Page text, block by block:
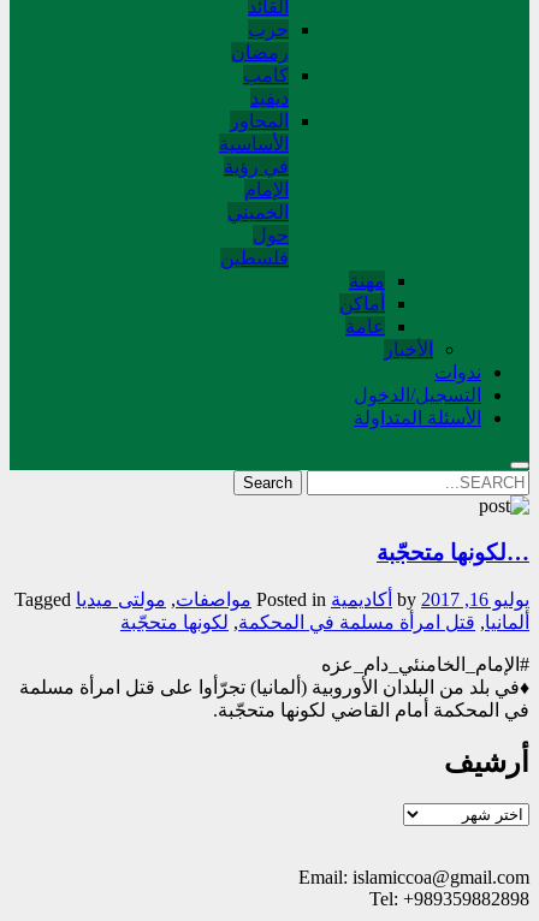
القائد
حرب
رمضان
کامب
دیفید
المحاور
الأساسية
في رؤية
الإمام
الخميني
حول
فلسطین
مهنة
أماکن
عامة
الأخبار
ندوات
التسجیل/الدخول
الأسئلة المتداولة
Search
for:
…لكونها متحجّبة
يوليو 16, 2017 أکادیمیة Posted in مواصفات, مولتی میدیا Tagged
ألمانيا, قتل امرأة مسلمة في المحكمة, لكونها متحجّبة
#الإمام_الخامنئي_دام_عزه
♦️في بلد من البلدان الأوروبية (ألمانيا) تجرّأوا على قتل امرأة مسلمة
في المحكمة أمام القاضي لكونها متحجّبة.
أرشيف
أرشيف
Email: islamiccoa@gmail.com
Tel: +989359882898